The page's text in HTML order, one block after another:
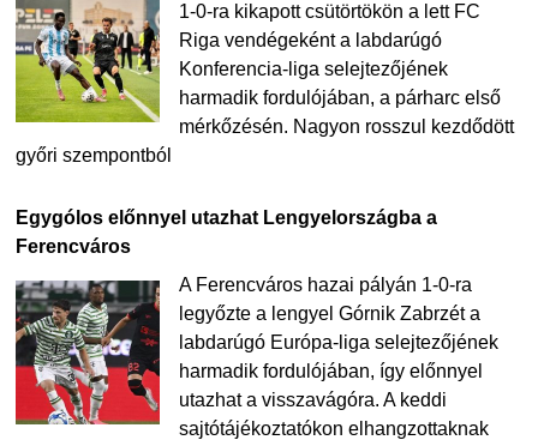
1-0-ra kikapott csütörtökön a lett FC
Riga vendégeként a labdarúgó
Konferencia-liga selejtezőjének
harmadik fordulójában, a párharc első
mérkőzésén. Nagyon rosszul kezdődött
győri szempontból
Egygólos előnnyel utazhat Lengyelországba a
Ferencváros
A Ferencváros hazai pályán 1-0-ra
legyőzte a lengyel Górnik Zabrzét a
labdarúgó Európa-liga selejtezőjének
harmadik fordulójában, így előnnyel
utazhat a visszavágóra. A keddi
sajtótájékoztatókon elhangzottaknak